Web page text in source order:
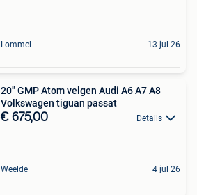
Lommel 13 jul 26
20" GMP Atom velgen Audi A6 A7 A8
Volkswagen tiguan passat
€ 675,00 Details
Weelde 4 jul 26